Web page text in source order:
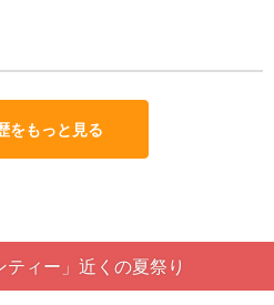
をもっと見る
ティー」近くの夏祭り